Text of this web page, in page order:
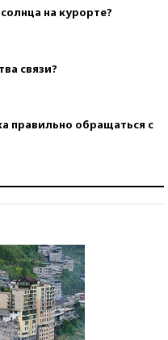
на курорте?
связи?
правильно обращаться с